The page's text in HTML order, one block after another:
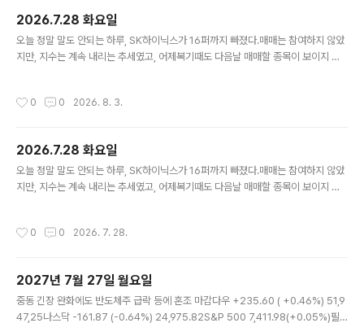
2026.7.28 화요일
오늘 정말 말도 안되는 하루, SK하이닉스가 16퍼까지 빠졌다.매매는 참여하지 않았
지만, 지수는 계속 내리는 추세였고, 어제복기때도 다음날 매매할 종목이 보이지 않
종목들 거래대금 순위로, 거래대금이 많이 터졌어도, 상승율이 좋지 않다. 씨피시스
0 0 2026. 8. 3.
2026.7.28 화요일
오늘 정말 말도 안되는 하루, SK하이닉스가 16퍼까지 빠졌다.매매는 참여하지 않았
지만, 지수는 계속 내리는 추세였고, 어제복기때도 다음날 매매할 종목이 보이지 않
종목들 거래대금 순위로, 거래대금이 많이 터졌어도, 상승율이 좋지 않다. 씨피시스
0 0 2026. 7. 28.
2027년 7월 27일 월요일
중동 긴장 완화에도 반도체주 급락 등에 혼조 마감다우 +235.60 ( +0.46%) 51,9
47,25나스닥 -161.87 (-0.64%) 24,975.82S&P 500 7,411.98(+0.05%)필